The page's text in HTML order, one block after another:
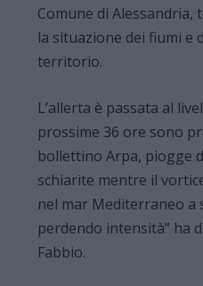
Comune di
la situazione dei fiumi e
territorio.
L’allerta è passata al
prossime 36 ore sono
bollettino Arpa, piogge
schiarite mentre il
nel mar Mediterraneo a
perdendo intensità” ha
Fabbio.